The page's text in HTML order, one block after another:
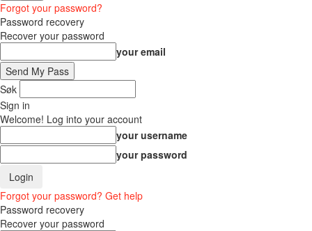
Forgot your password?
Password recovery
Recover your password
your email
Søk
Sign in
Welcome! Log into your account
your username
your password
Forgot your password? Get help
Password recovery
Recover your password